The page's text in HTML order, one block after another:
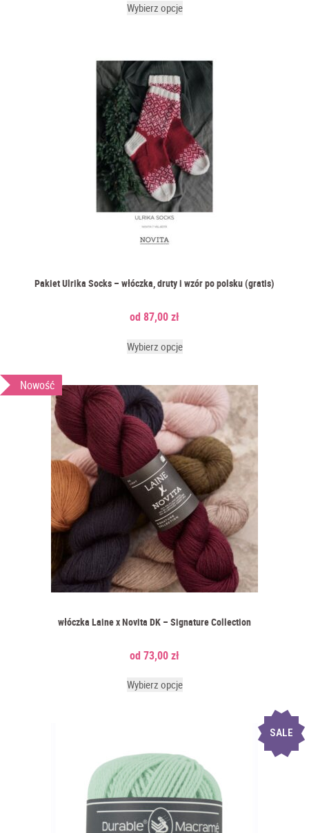
Wybierz opcje
Pakiet Ulrika Socks – włóczka, druty i wzór po polsku (gratis)
87,00zł
Wybierz opcje
Nowość
włóczka Laine x Novita DK – Signature Collection
73,00zł
Wybierz opcje
SALE